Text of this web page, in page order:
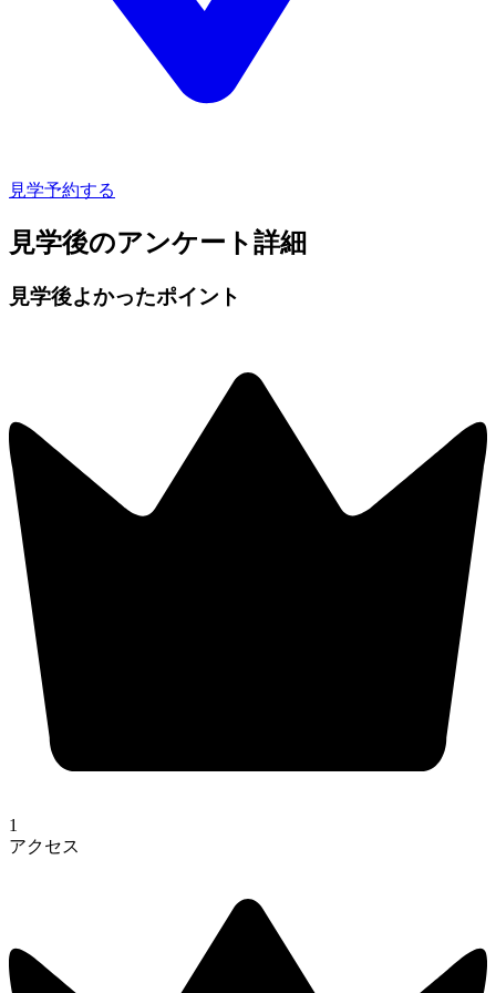
見学予約する
見学後のアンケート詳細
見学後よかったポイント
1
アクセス